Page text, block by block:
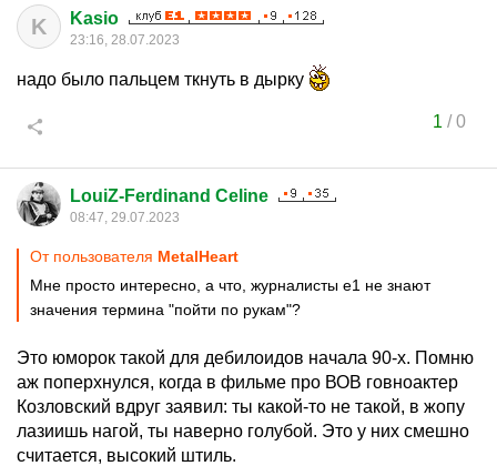
K Kasio
23:16, 28.07.2023
надо было пальцем ткнуть в дырку
1 /0
LouiZ-Ferdinand Celine
08:47, 29.07.2023
От пользователя MetalHeart
Мне просто интересно, а что, журналисты е1 не знают
значения термина "пойти по рукам"?
Это юморок такой для дебилоидов начала 90-х. Помню
аж поперхнулся, когда в фильме про ВОВ говноактер
Козловский вдруг заявил: ты какой-то не такой, в жопу
лазиишь нагой, ты наверно голубой. Это у них смешно
считается, высокий штиль.